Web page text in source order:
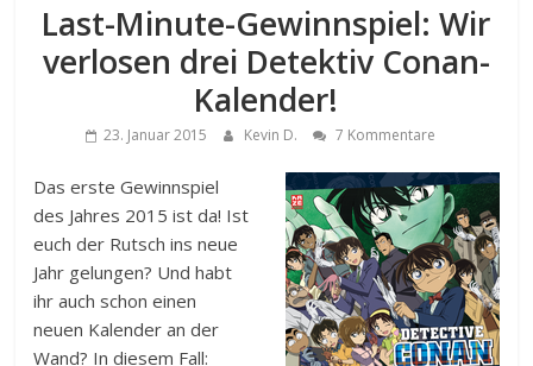
Last-Minute-Gewinnspiel: Wir
verlosen drei Detektiv Conan-
Kalender!
23. Januar 2015 Kevin D. 7 Kommentare
Das erste Gewinnspiel
des Jahres 2015 ist da! Ist
euch der Rutsch ins neue
Jahr gelungen? Und habt
ihr auch schon einen
neuen Kalender an der
Wand? In diesem Fall: